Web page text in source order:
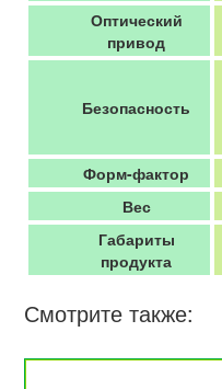
Оптический
привод
Безопасность
Форм-фактор
Вес
Габариты
продукта
Смотрите также: